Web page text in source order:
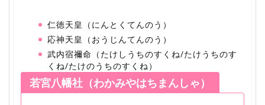
仁徳天皇（にんとくてんのう）
応神天皇（おうじんてんのう）
武内宿禰命（たけしうちのすくね/たけうちのす
くね/たけのうちのすくね）
若宮八幡社（わかみやはちまんしゃ）